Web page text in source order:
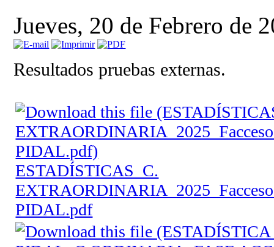
Jueves, 20 de Febrero de
Resultados pruebas externas.
ESTADÍSTICAS_C.
PIDAL.pdf